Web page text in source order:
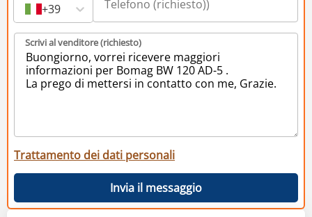
+39
Scrivi al venditore (richiesto)
Trattamento dei dati personali
Invia il messaggio